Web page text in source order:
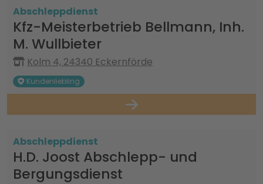
Abschleppdienst
Kfz-Meisterbetrieb Bellmann, Inh.
M. Wullbieter
Kolm 4, 24340 Eckernförde
Kundenliebling
Abschleppdienst
H.D. Joost Abschlepp- und
Bergungsdienst